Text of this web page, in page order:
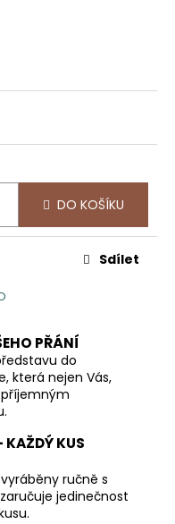
DO KOŠÍKU
Sdílet
PŘÁNÍ
do
která nejen Vás,
KAŽDÝ KUS
ručně s
jedinečnost